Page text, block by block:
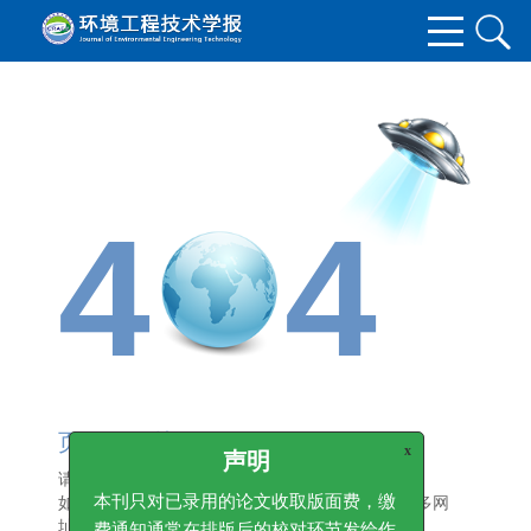
4 4
页面没有找到······
请检查您访问的网址是否正确,
如果您不能确认访问的网址， 请返回首页 查看更多网
址。
x
声明
本刊只对已录用的论文收取版面费，缴